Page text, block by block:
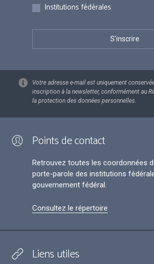
Institutions fédérales
Votre adresse e-mail est uniquement
inscription à la newsletter, conformément au
la protection des données personnelles.
Points de contact
Retrouvez toutes les coordonnées
porte-parole des institutions
gouvernement fédéral.
Consultez le répertoire
Liens utiles